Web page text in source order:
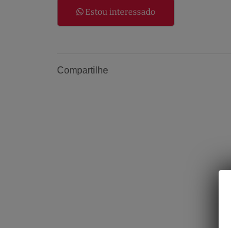
Estou interessado
Compartilhe